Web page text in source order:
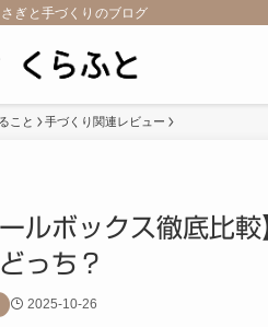
ぎと手づくりのブログ
こと 手づくり関連レビュー
ールボックス徹底比
っち？
2025-10-26